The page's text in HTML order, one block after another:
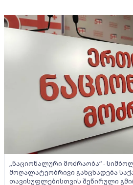
„ნაციონალური მოძრაობა“ -
მოღალატეობრივი განცხადება
თავისუფლებისთვის შეწირული